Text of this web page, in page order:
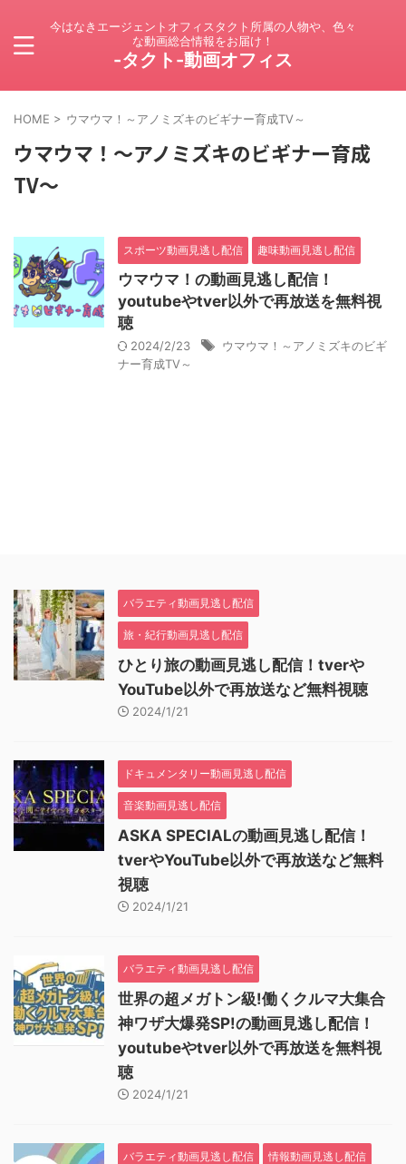
今はなきエージェントオフィスタクト所属の人物や、色々
な動画総合情報をお届け！
-タクト-動画オフィス
HOME > ウマウマ！～アノミズキのビギナー育成TV～
ウマウマ！～アノミズキのビギナー育成
TV～
スポーツ動画見逃し配信 趣味動画見逃し配信
ウマウマ！の動画見逃し配信！
youtubeやtver以外で再放送を無料視
聴
2024/2/23
ウマウマ！～アノミズキのビギ
ナー育成TV～
バラエティ動画見逃し配信
旅・紀行動画見逃し配信
ひとり旅の動画見逃し配信！tverや
YouTube以外で再放送など無料視聴
2024/1/21
ドキュメンタリー動画見逃し配信
音楽動画見逃し配信
ASKA SPECIALの動画見逃し配信！
tverやYouTube以外で再放送など無料
視聴
2024/1/21
バラエティ動画見逃し配信
世界の超メガトン級!働くクルマ大集合
神ワザ大爆発SP!の動画見逃し配信！
youtubeやtver以外で再放送を無料視
聴
2024/1/21
バラエティ動画見逃し配信 情報動画見逃し配信